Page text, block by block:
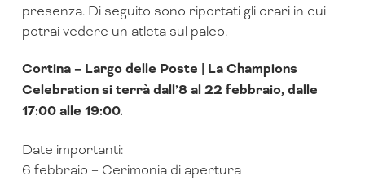
presenza. Di seguito sono riportati gli orari in cui
potrai vedere un atleta sul palco.
Cortina – Largo delle Poste | La Champions
Celebration si terrà dall’8 al 22 febbraio, dalle
17:00 alle 19:00.
Date importanti:
6 febbraio – Cerimonia di apertura